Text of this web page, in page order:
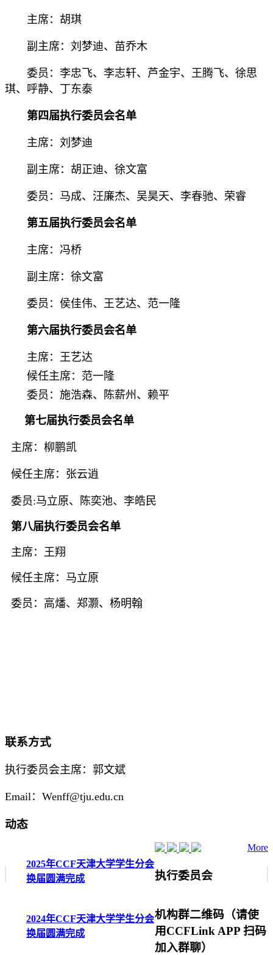
主席：胡琪
副主席：刘梦迪、苗乔木
委员：李忠飞、李志轩、芦金宇、王腾飞、徐思
琪、呼静、丁东泰
第四届执行委员会名单
主席：刘梦迪
副主席：胡正迪、徐文富
委员：马成、汪廉杰、吴昊天、李春驰、荣睿
第五届执行委员会名单
主席：冯桥
副主席：徐文富
委员：侯佳伟、王艺达、范一隆
第六届执行委员会名单
主席： 王艺达
候任主席： 范一隆
委员：施浩森、陈薪州、赖平
第七届执行委员会名单
主席：柳鹏凯
候任主席：张云逍
委员:马立原、陈奕池、李皓民
第八届执行委员会名单
主席：王翔
候任主席：马立原
委员：高燔、郑灏、杨明翰
联系方式
执行委员会主席：郭文斌
Email：Wenff@tju.edu.cn
动态
More
2025年CCF天津大学学生分会
换届圆满完成
2024年CCF天津大学学生分会
换届圆满完成
执行委员会
机构群二维码（请使
用CCFLink APP 扫码
加入群聊）